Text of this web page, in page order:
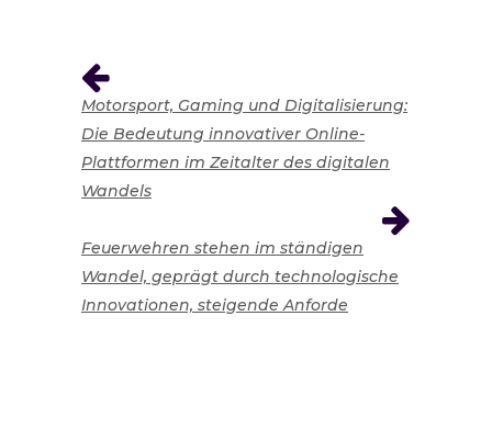
Motorsport, Gaming und Digitalisierung:
Die Bedeutung innovativer Online-
Plattformen im Zeitalter des digitalen
Wandels
Feuerwehren stehen im ständigen
Wandel, geprägt durch technologische
Innovationen, steigende Anforde